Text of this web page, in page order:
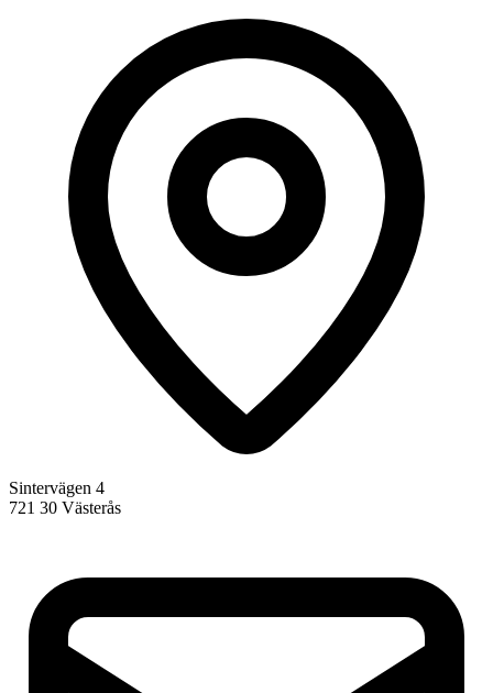
Sintervägen 4
721 30 Västerås